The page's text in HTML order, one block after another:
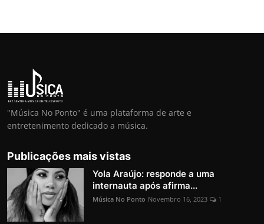
"Música No Ponto" é uma plataforma de arte e
entretenimento dedicado a música.
Publicações mais vistas
Yola Araújo: responde a uma
internauta após afirma...
Música No Ponto Novembro 16, 2023 1